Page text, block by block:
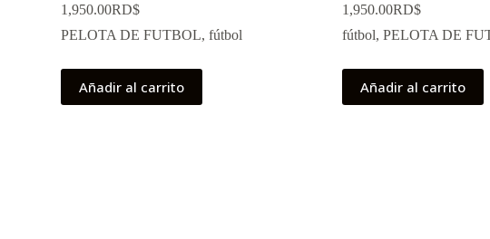
1,950.00RD$
PELOTA DE FUTBOL,fútbol
Añadir al carrito
1,950.00RD$
fútbol,PELOTA DE
Añadir al carrito